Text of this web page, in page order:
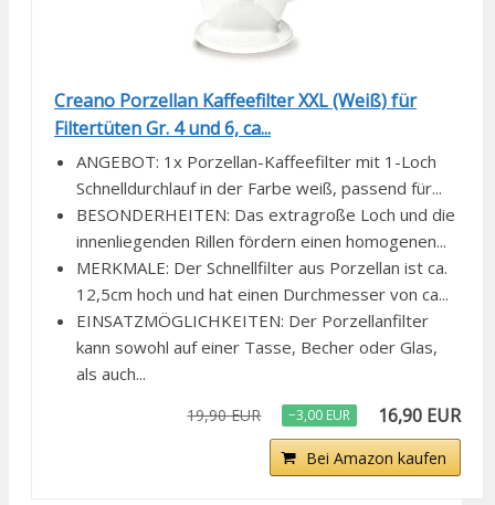
Creano Porzellan Kaffeefilter XXL (Weiß) für
Filtertüten Gr. 4 und 6, ca...
ANGEBOT: 1x Porzellan-Kaffeefilter mit 1-Loch
Schnelldurchlauf in der Farbe weiß, passend für...
BESONDERHEITEN: Das extragroße Loch und die
innenliegenden Rillen fördern einen homogenen...
MERKMALE: Der Schnellfilter aus Porzellan ist ca.
12,5cm hoch und hat einen Durchmesser von ca...
EINSATZMÖGLICHKEITEN: Der Porzellanfilter
kann sowohl auf einer Tasse, Becher oder Glas,
als auch...
19,90 EUR −3,00 EUR 16,90 EUR
Bei Amazon kaufen